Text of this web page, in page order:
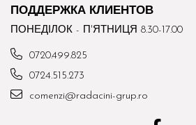
ПОДДЕРЖКА КЛИЕНТОВ
ПОНЕДІЛОК - П'ЯТНИЦЯ 8.30-17.00
0720.499.825
0724.515.273
comenzi@radacini-grup.ro